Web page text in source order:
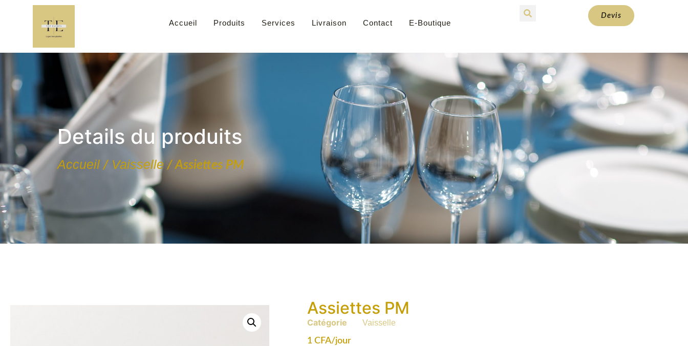
Accueil Produits Services Livraison Contact E-Boutique
Devis
Details du produits
Accueil / Vaisselle/ Assiettes PM
Assiettes PM
Catégorie Vaisselle
1CFA/jour